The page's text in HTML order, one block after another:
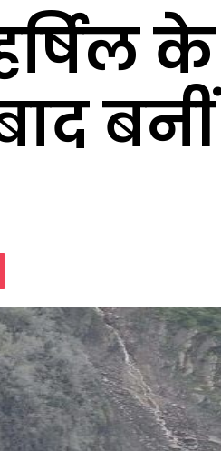
Pocket